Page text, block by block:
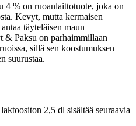
% on ruoanlaittotuote, joka on
Kevyt, mutta kermaisen
täyteläisen maun
Paksu on parhaimmillaan
sillä sen koostumuksen
suurustaa.
2,5 dl sisältää seuraavia